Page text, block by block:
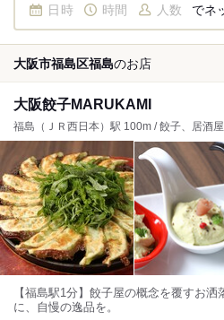
日時 時間 人数 でネ
大阪市福島区福島のお店
大阪餃子MARUKAMI
福島（ＪＲ西日本）駅 100m / 餃子、居酒
【福島駅1分】餃子屋の概念を覆すお
に、自慢の逸品を。